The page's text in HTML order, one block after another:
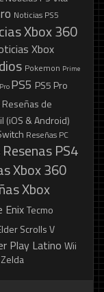
Noticias PS5
Xbox 360
Xbox
Pokemon Prime
PS5 PS5 Pro
Reseñas de
(iOS & Android)
Reseñas PC
Resenas PS4
Xbox 360
Xbox
EnixTecmo
Scrolls V
Play Latino Wii
Zelda